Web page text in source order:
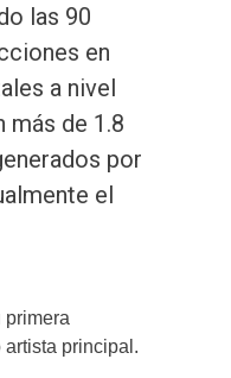
las 90
en
a nivel
más de 1.8
por
el
primera
principal.